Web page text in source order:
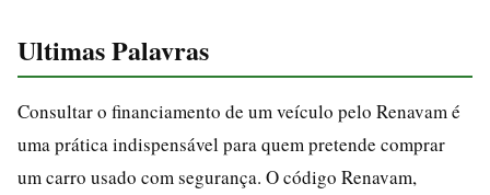
Ultimas Palavras
Consultar o financiamento de um veículo pelo Renavam é
uma prática indispensável para quem pretende comprar
um carro usado com segurança. O código Renavam,